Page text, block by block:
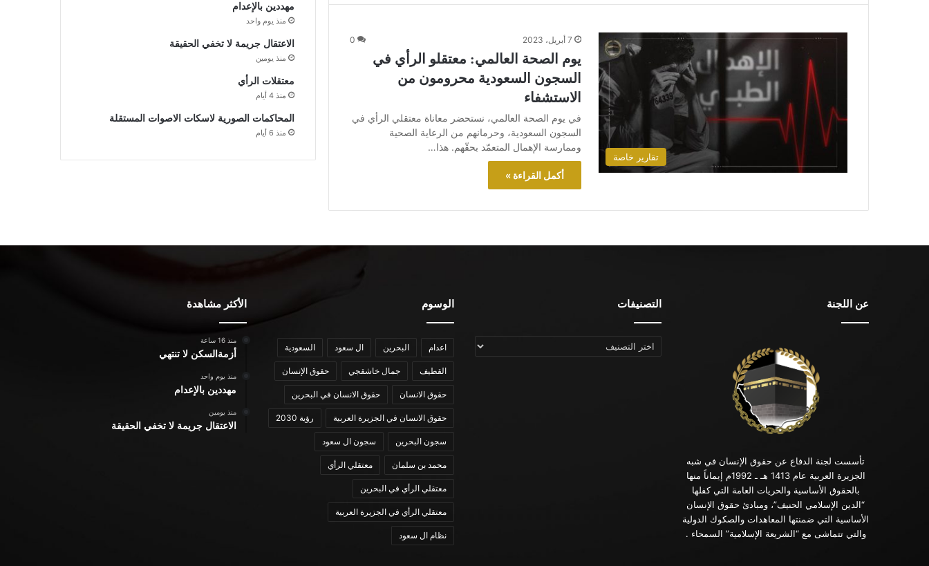
تقارير خاصة
7 أبريل، 2023 0
يوم الصحة العالمي: معتقلو الرأي في
السجون السعودية محرومون من
الاستشفاء
في يوم الصحة العالمي، نستحضر معاناة معتقلي الرأي في
السجون السعودية، وحرمانهم من الرعاية الصحية
وممارسة الإهمال المتعمّد بحقّهم. هذا…
أكمل القراءة »
مهددين بالإعدام
منذ يوم واحد
الاعتقال جريمة لا تخفي الحقيقة
منذ يومين
معتقلات الرأي
منذ 4 أيام
المحاكمات الصورية لاسكات الاصوات المستقلة
منذ 6 أيام
عن اللجنة
تأسست لجنة الدفاع عن حقوق الإنسان في شبه
الجزيرة العربية عام 1413 هـ ـ 1992م إيماناً منها
بالحقوق الأساسية والحريات العامة التي كفلها
“الدين الإسلامي الحنيف”، ومبادئ حقوق الإنسان
الأساسية التي ضمنتها المعاهدات والصكوك الدولية
والتي تتماشى مع “الشريعة الإسلامية” السمحاء .
التصنيفات
التصنيفات
الوسوم
اعدام البحرين ال سعود السعودية
القطيف جمال خاشقجي حقوق الإنسان
حقوق الانسان حقوق الانسان في البحرين
حقوق الانسان في الجزيرة العربية رؤية 2030
سجون البحرين سجون ال سعود
محمد بن سلمان معتقلي الرأي
معتقلي الرأي في البحرين
معتقلي الرأي في الجزيرة العربية
نظام ال سعود
الأكثر مشاهدة
منذ 16 ساعة
أزمةالسكن لا تنتهي
منذ يوم واحد
مهددين بالإعدام
منذ يومين
الاعتقال جريمة لا تخفي الحقيقة